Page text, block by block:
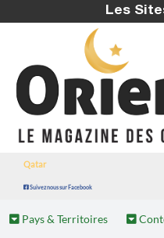
Les
Qatar
Suivez nous sur Facebook
Pays & Territoires